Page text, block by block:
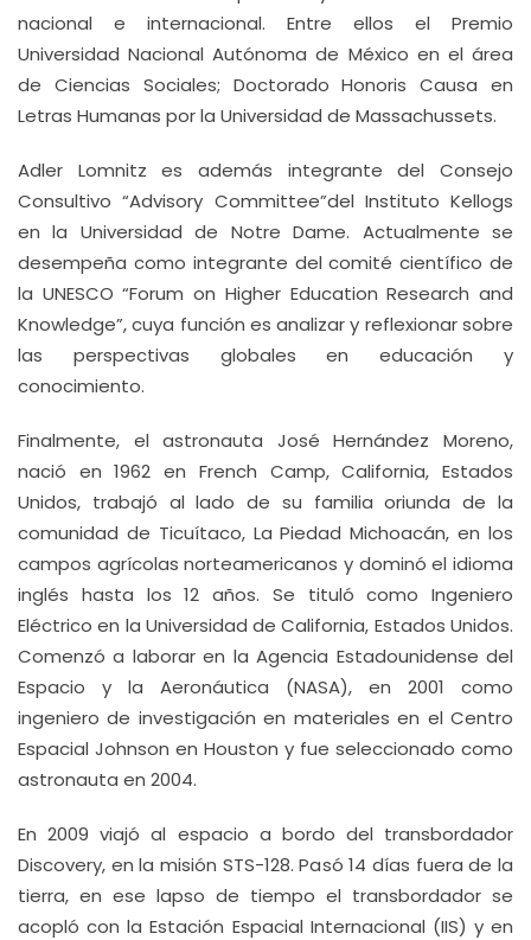
nacional e internacional. Entre ellos el Premio
Universidad Nacional Autónoma de México en el área
de Ciencias Sociales; Doctorado Honoris Causa en
Letras Humanas por la Universidad de Massachussets.
Adler Lomnitz es además integrante del Consejo
Consultivo “Advisory Committee”del Instituto Kellogs
en la Universidad de Notre Dame. Actualmente se
desempeña como integrante del comité científico de
la UNESCO “Forum on Higher Education Research and
Knowledge”, cuya función es analizar y reflexionar sobre
las perspectivas globales en educación y
conocimiento.
Finalmente, el astronauta José Hernández Moreno,
nació en 1962 en French Camp, California, Estados
Unidos, trabajó al lado de su familia oriunda de la
comunidad de Ticuítaco, La Piedad Michoacán, en los
campos agrícolas norteamericanos y dominó el idioma
inglés hasta los 12 años. Se tituló como Ingeniero
Eléctrico en la Universidad de California, Estados Unidos.
Comenzó a laborar en la Agencia Estadounidense del
Espacio y la Aeronáutica (NASA), en 2001 como
ingeniero de investigación en materiales en el Centro
Espacial Johnson en Houston y fue seleccionado como
astronauta en 2004.
En 2009 viajó al espacio a bordo del transbordador
Discovery, en la misión STS-128. Pasó 14 días fuera de la
tierra, en ese lapso de tiempo el transbordador se
acopló con la Estación Espacial Internacional (IIS) y en